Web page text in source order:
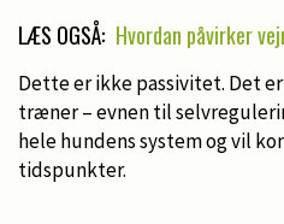
LÆS OGSÅ: Hvordan påvirker
Dette er ikke passivitet. Det
træner – evnen til
hele hundens system og vil
tidspunkter.